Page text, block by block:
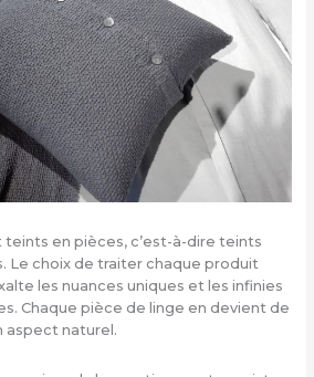
teints en pièces, c’est-à-dire teints
Le choix de traiter chaque produit
les nuances uniques et les infinies
Chaque pièce de linge en devient de
aspect naturel.